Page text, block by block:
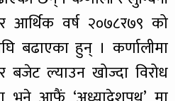
आर्थिक वर्ष २०७८र७९ को
बढाएका हुन् । कर्णालीमा
ल्याउन खोज्दा विरोध